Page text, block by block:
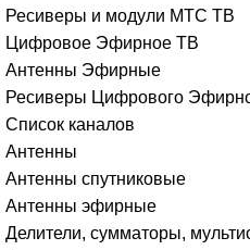
Ресиверы и модули МТС ТВ
Цифровое Эфирное ТВ
Антенны Эфирные
Ресиверы Цифрового
Список каналов
Антенны
Антенны спутниковые
Антенны эфирные
Делители, сумматоры,